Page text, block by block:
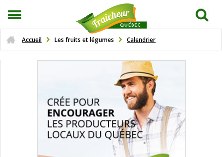
Accueil Les fruits et légumes Calendrier